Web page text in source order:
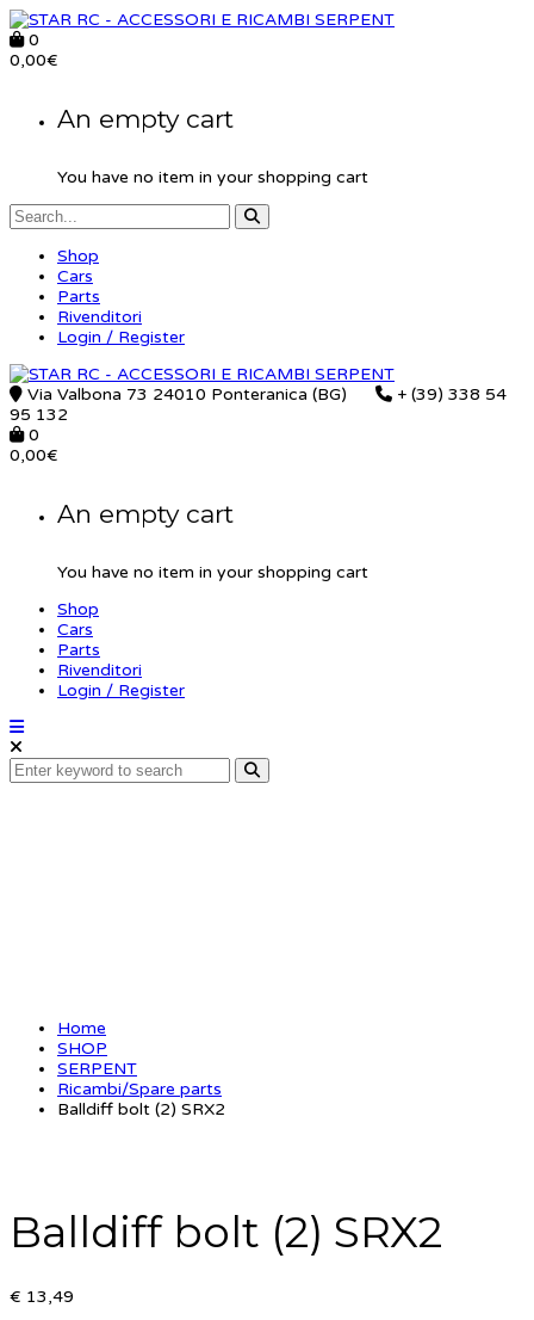
0
0,00€
An empty cart
You have no item in your shopping cart
Shop
Cars
Parts
Rivenditori
Login / Register
Via Valbona 73 24010 Ponteranica (BG)
+ (39) 338 54
95 132
0
0,00€
An empty cart
You have no item in your shopping cart
Shop
Cars
Parts
Rivenditori
Login / Register
Home
SHOP
SERPENT
Ricambi/Spare parts
Balldiff bolt (2) SRX2
Balldiff bolt (2) SRX2
€ 13,49